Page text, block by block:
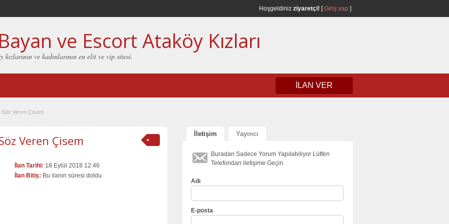
Hoşgeldiniz ziyaretçi! [Giriş yap ]
ve Escort Ataköy Kızları
ve kadınlarının en elit ve vip sitesi.
İLAN VER
Veren Çisem
Veren Çisem
İlan Tarihi: 18 Eylül 2018 12:46
İlan Bitiş: Bu ilanin süresi doldu
İletişim Yayıncı
Buradan Sadece Yorum Yapılabiliyor Lütfen
Telefondan iletişime Geçin.
Adı
E-posta